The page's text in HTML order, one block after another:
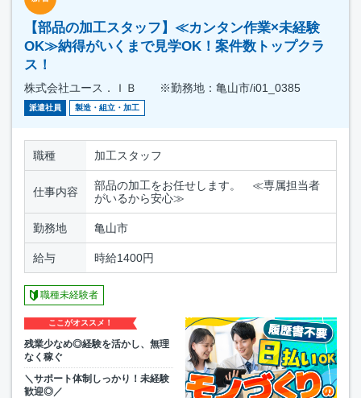
【部品の加工スタッフ】≪カンタン作業×未経験
OK≫納得がいくまで見学OK！案件数トップクラ
ス！
株式会社ユース．ＩＢ ※勤務地：亀山市/i01_0385
派遣社員 製造・組立・加工
職種 加工スタッフ
仕事内容
部品の加工をお任せします。 ≪専属担当者
がいるから安心≫
勤務地 亀山市
給与 時給1400円
職種未経験者
ここがオススメ！
残業少なめ◎経験を活かし、無理
なく稼ぐ
＼サポート体制しっかり！未経験
歓迎◎／